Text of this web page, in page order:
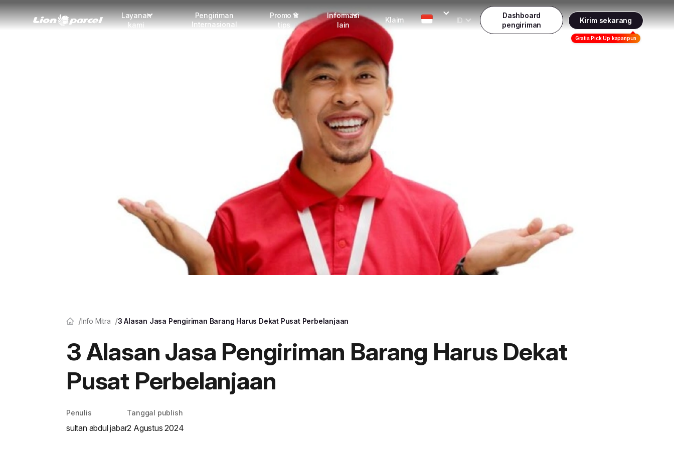
Layanan
kami
Pengiriman
Internasional
Promo &
tips
Promo terbaru
Info seller
Info mitra
Informasi
lain
Dangerous Goods
Karantina
FAQ
Tentang kami
Karir
Klaim ID
Dashboard
pengiriman
Kirim sekarang
Gratis Pick Up kapanpun
Info Mitra 3 Alasan Jasa Pengiriman Barang Harus Dekat Pusat Perbelanjaan
3 Alasan Jasa Pengiriman Barang Harus Dekat
Pusat Perbelanjaan
Penulis
sultan abdul jabar
Tanggal publish
2 Agustus 2024